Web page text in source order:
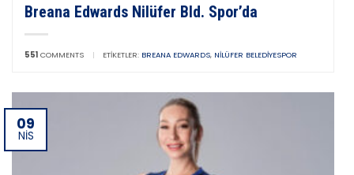
Breana Edwards Nilüfer Bld. Spor’da
551 COMMENTS | ETIKETLER: BREANA EDWARDS, NILÜFER BELEDIYESPOR
09
NIS